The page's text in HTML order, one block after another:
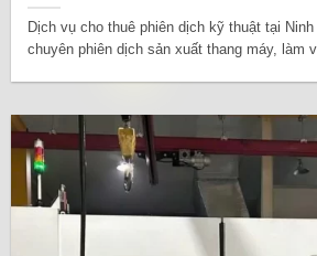
Dịch vụ cho thuê phiên dịch kỹ thuật tại
chuyên phiên dịch sản xuất thang máy, làm